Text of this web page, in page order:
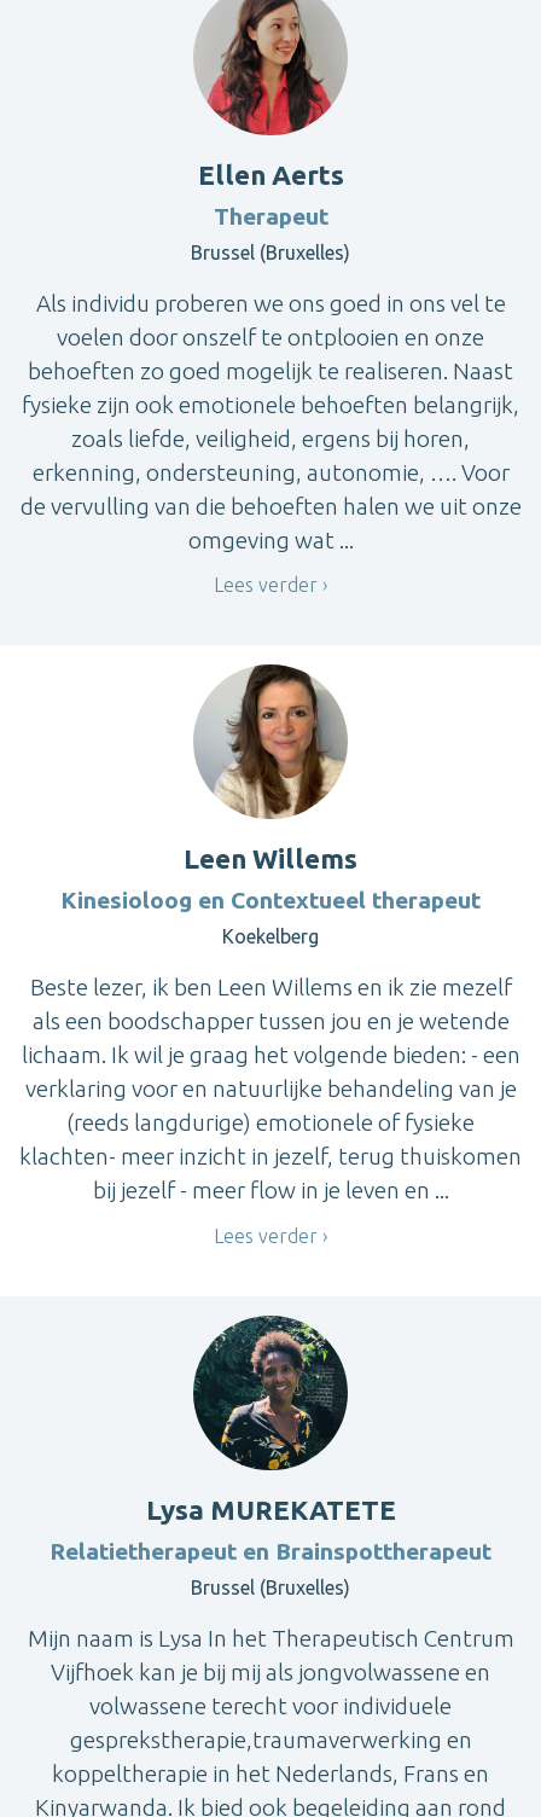
Ellen Aerts
Therapeut
Brussel (Bruxelles)
Als individu proberen we ons goed in ons vel te
voelen door onszelf te ontplooien en onze
behoeften zo goed mogelijk te realiseren. Naast
fysieke zijn ook emotionele behoeften belangrijk,
zoals liefde, veiligheid, ergens bij horen,
erkenning, ondersteuning, autonomie, …. Voor
de vervulling van die behoeften halen we uit onze
omgeving wat ...
Lees verder
Leen Willems
Kinesioloog en Contextueel therapeut
Koekelberg
Beste lezer, ik ben Leen Willems en ik zie mezelf
als een boodschapper tussen jou en je wetende
lichaam. Ik wil je graag het volgende bieden: - een
verklaring voor en natuurlijke behandeling van je
(reeds langdurige) emotionele of fysieke
klachten- meer inzicht in jezelf, terug thuiskomen
bij jezelf - meer flow in je leven en ...
Lees verder
Lysa MUREKATETE
Relatietherapeut en Brainspottherapeut
Brussel (Bruxelles)
Mijn naam is Lysa In het Therapeutisch Centrum
Vijfhoek kan je bij mij als jongvolwassene en
volwassene terecht voor individuele
gesprekstherapie,traumaverwerking en
koppeltherapie in het Nederlands, Frans en
Kinyarwanda. Ik bied ook begeleiding aan rond